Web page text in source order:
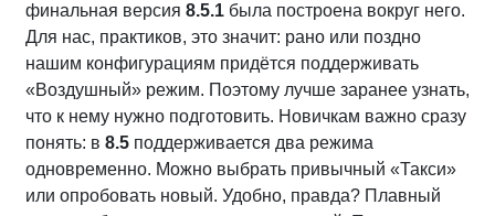
финальная версия 8.5.1 была построена вокруг него.
Для нас, практиков, это значит: рано или поздно
нашим конфигурациям придётся поддерживать
«Воздушный» режим. Поэтому лучше заранее узнать,
что к нему нужно подготовить. Новичкам важно сразу
понять: в 8.5 поддерживается два режима
одновременно. Можно выбрать привычный «Такси»
или опробовать новый. Удобно, правда? Плавный